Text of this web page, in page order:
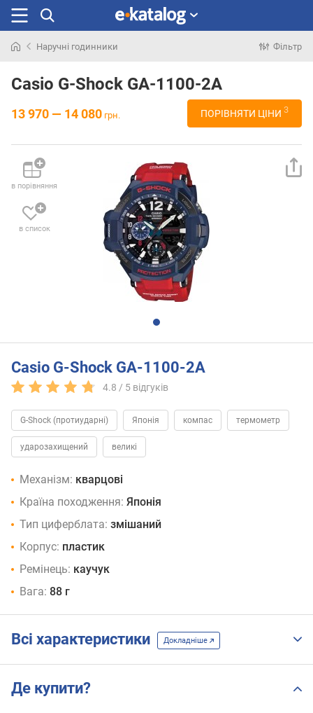
раніше
Наручні годинники Фільтр
Casio G-Shock GA-1100-2A
13 970 — 14 080 грн. ПОРІВНЯТИ ЦІНИ 3
в порівняння
в список
Casio G-Shock GA-1100-2A
4.8 / 5 відгуків
G-Shock (протиударні) Японія компас термометр
ударозахищений великі
Механізм: кварцові
Країна походження: Японія
Тип циферблата: змішаний
Корпус: пластик
Ремінець: каучук
Вага: 88 г
Всі характеристики Докладніше
Де купити?